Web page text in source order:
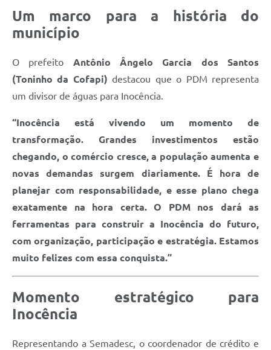
Um marco para a história do
município
O prefeito Antônio Ângelo Garcia dos Santos
(Toninho da Cofapi) destacou que o PDM representa
um divisor de águas para Inocência.
“Inocência está vivendo um momento de
transformação. Grandes investimentos estão
chegando, o comércio cresce, a população aumenta e
novas demandas surgem diariamente. É hora de
planejar com responsabilidade, e esse plano chega
exatamente na hora certa. O PDM nos dará as
ferramentas para construir a Inocência do futuro,
com organização, participação e estratégia. Estamos
muito felizes com essa conquista.”
Momento estratégico para
Inocência
Representando a Semadesc, o coordenador de crédito e